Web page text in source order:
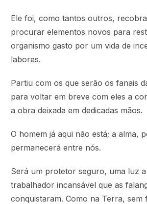
Ele foi, como tantos outros,
procurar elementos novos para
organismo gasto por um vida de
labores.
Partiu com os que serão os fanais
para voltar em breve com eles a
a obra deixada em dedicadas mãos.
O homem já aqui não está; a alma,
permanecerá entre nós.
Será um protetor seguro, uma luz a
trabalhador incansável que as
conquistaram. Como na Terra, sem